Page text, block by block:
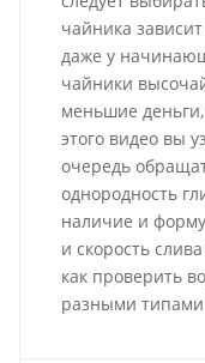
чайника
даже у
чайники
меньшие
этого видео вы
очередь
однородность
наличие и
и скорость
как проверить
разными типами